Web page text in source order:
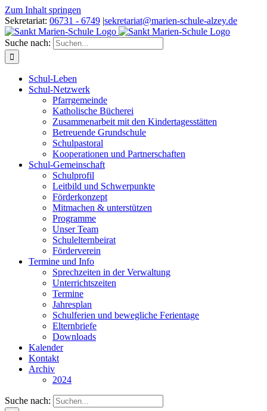
Zum Inhalt springen
Sekretariat: 06731 - 6749 |sekretariat@marien-schule-alzey.de
Suche nach:
Schul-Leben
Schul-Netzwerk
Pfarrgemeinde
Katholische Bücherei
Zusammenarbeit mit den Kindertagesstätten
Betreuende Grundschule
Schulpastoral
Kooperationen und Partnerschaften
Schul-Gemeinschaft
Schulprofil
Leitbild und Schwerpunkte
Förderkonzept
Mitmachen & unterstützen
Programme
Unser Team
Schulelternbeirat
Förderverein
Termine und Info
Sprechzeiten in der Verwaltung
Unterrichtszeiten
Termine
Jahresplan
Schulferien und bewegliche Ferientage
Elternbriefe
Downloads
Kalender
Kontakt
Archiv
2024
Suche nach: